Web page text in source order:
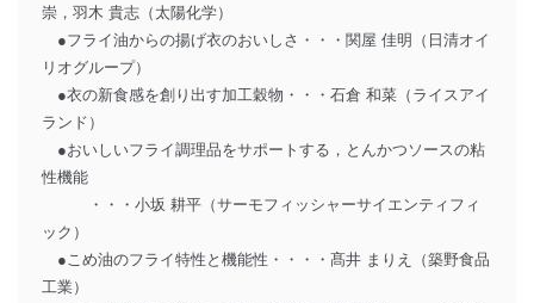
崇，羽木 貴志（太陽化学）
●フライ油からの揚げ衣のおいしさ・・・関屋 佳明（日清オイ
リオグループ）
●衣の新食感を創り出す加工穀物・・・石倉 和菜（ライスアイ
ランド）
●おいしいフライ調理品をサポートする，とんかつソースの粘
性機能
・・・小坂 耕平（サーモフィッシャーサイエンティフィ
ック）
●こめ油のフライ特性と機能性・・・・髙井 まりえ（築野食品
工業）